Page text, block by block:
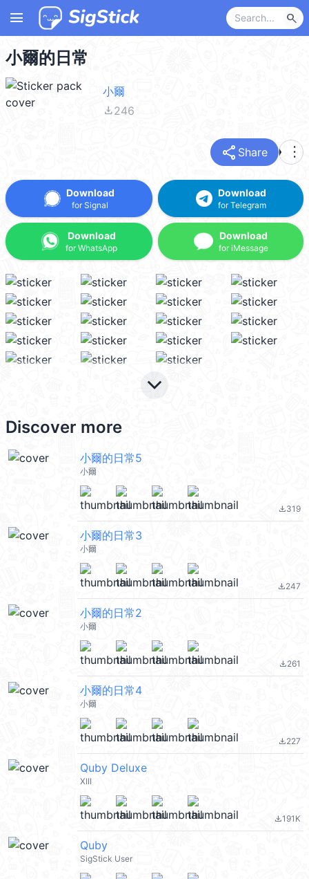
menu search
小爾的日常
小爾
file_download246
share Share more_vert
Download
for Signal
Download
for WhatsApp
Download
for Telegram
Download
for iMessage
keyboard_arrow_down
Discover more
小爾的日常5
小爾
file_download319
小爾的日常3
小爾
file_download247
小爾的日常2
小爾
file_download261
小爾的日常4
小爾
file_download227
Quby Deluxe
XIII
file_download191K
Quby
SigStick User